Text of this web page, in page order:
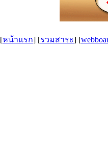
[หน้าแรก] [รวมสาระ] [